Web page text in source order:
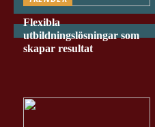
Flexibla
utbildningslösningar som
skapar resultat